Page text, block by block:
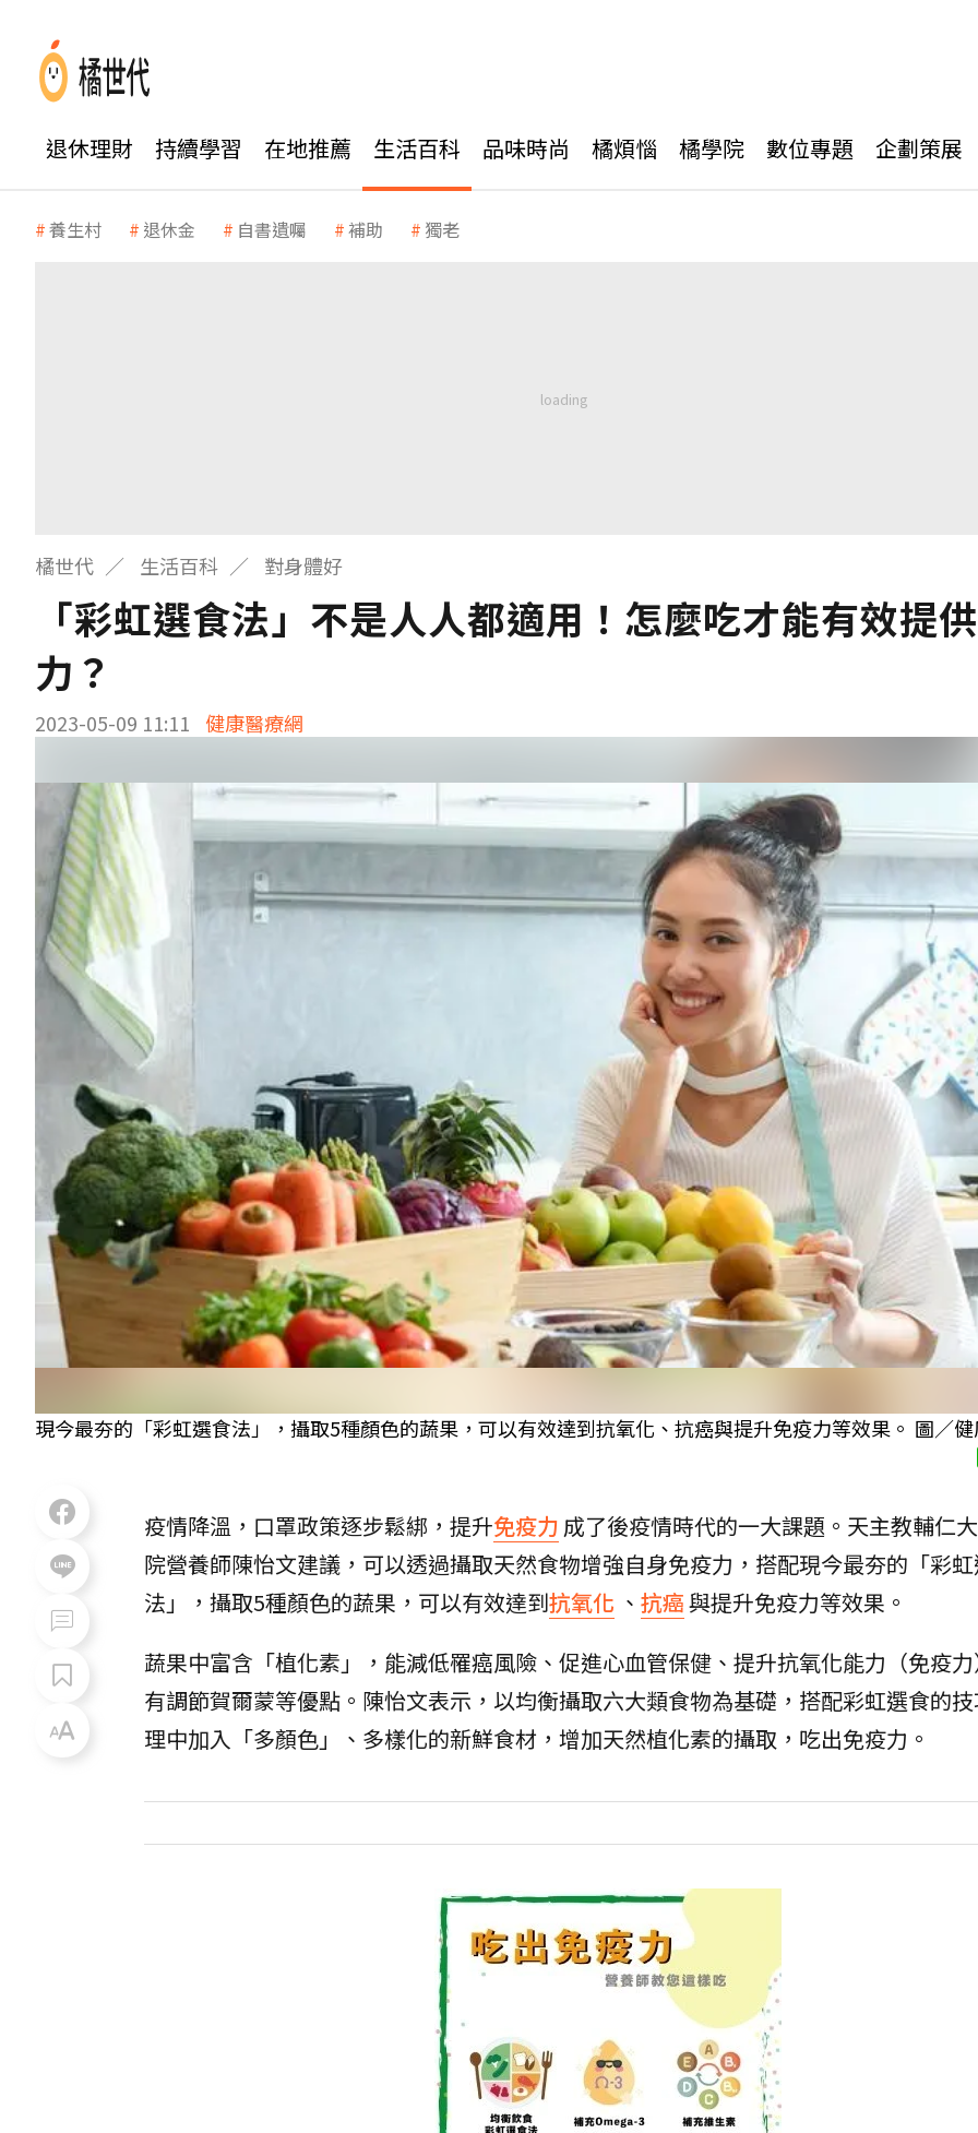
退休理財 持續學習 在地推薦 生活百科 品味時尚 橘煩惱 橘學院 數位專題 企劃策展
養生村 退休金 自書遺囑 補助 獨老
橘世代 生活百科 對身體好
「彩虹選食法」不是人人都適用！怎麼吃才能有效提
力？
2023-05-09 11:11 健康醫療網
現今最夯的「彩虹選食法」，攝取5種顏色的蔬果，可以有效達到抗氧化、抗癌與提升免疫力等效果。 圖／
疫情降溫，口罩政策逐步鬆綁，提升免疫力 成了後疫情時代的一大課題。天主教輔仁
院營養師陳怡文建議，可以透過攝取天然食物增強自身免疫力，搭配現今最夯的「彩
法」，攝取5種顏色的蔬果，可以有效達到抗氧化 、 抗癌與提升免疫力等效果。
蔬果中富含「植化素」，能減低罹癌風險、促進心血管保健、提升抗氧化能力（免疫
有調節賀爾蒙等優點。陳怡文表示，以均衡攝取六大類食物為基礎，搭配彩虹選食的
理中加入「多顏色」、多樣化的新鮮食材，增加天然植化素的攝取，吃出免疫力。